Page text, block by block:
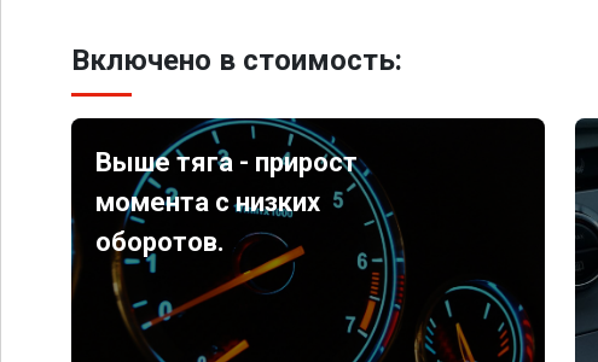
Включено в стоимость:
Выше тяга - прирост
момента с низких
оборотов.